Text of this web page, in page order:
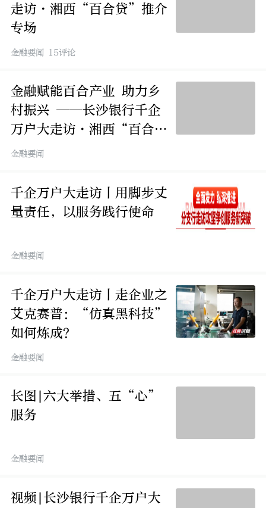
走访·湘西“百合贷”推介
专场
金融要闻 15评论
金融赋能百合产业 助力乡
村振兴 ——长沙银行千企
万户大走访·湘西“百合
贷”推介活动举行
金融要闻
千企万户大走访丨用脚步丈
量责任，以服务践行使命
金融要闻
千企万户大走访丨走企业之
艾克赛普：“仿真黑科技”
如何炼成？
金融要闻
长图|六大举措、五“心”
服务
金融要闻
视频|长沙银行千企万户大